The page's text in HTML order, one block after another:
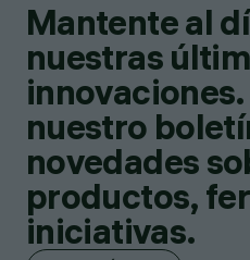
Mantente al
nuestras
nuestro
novedades
productos,
iniciativas.